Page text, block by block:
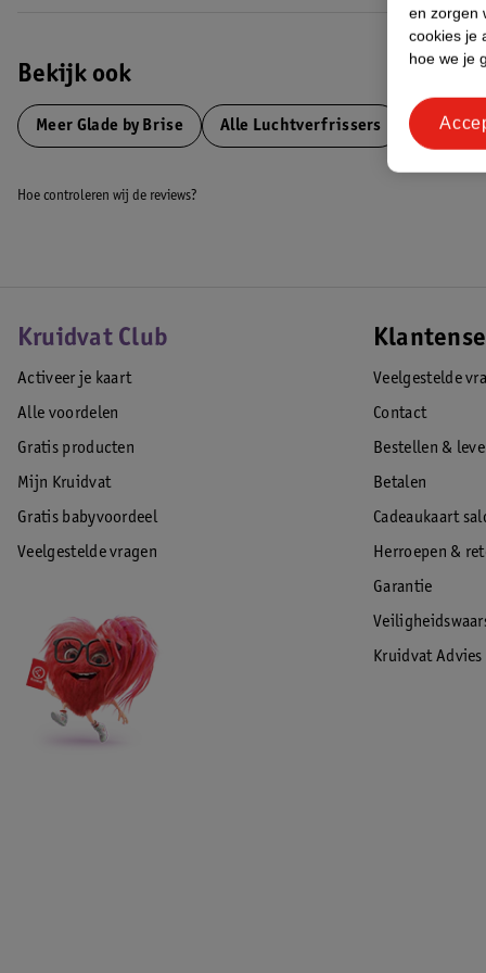
Bekijk ook
Meer Glade by Brise Alle Luchtverfrissers
Hoe controleren wij de reviews?
Kruidvat Club
Activeer je kaart
Alle voordelen
Gratis producten
Mijn Kruidvat
Gratis babyvoordeel
Veelgestelde vragen
Veelgestelde
Contact
Bestellen &
Betalen
Cadeaukaart
Herroepen &
Garantie
Kruidvat Advies
en zorgen
cookies je
hoe we je